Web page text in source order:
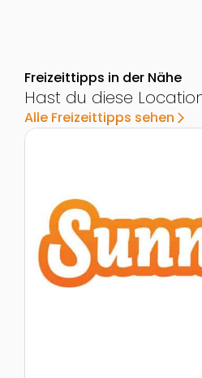
Freizeittipps in der Nähe
Hast du diese
Alle Freizeittipps sehen arrow_forward_ios
Zur Detailseite von